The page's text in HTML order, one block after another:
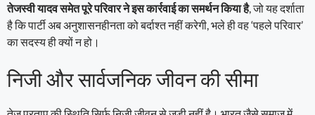
तेजस्वी यादव समेत पूरे परिवार ने इस कार्रवाई का समर्थन किया है, जो यह दर्शाता
है कि पार्टी अब अनुशासनहीनता को बर्दाश्त नहीं करेगी, भले ही वह ‘पहले परिवार’
का सदस्य ही क्यों न हो।
निजी और सार्वजनिक जीवन की सीमा